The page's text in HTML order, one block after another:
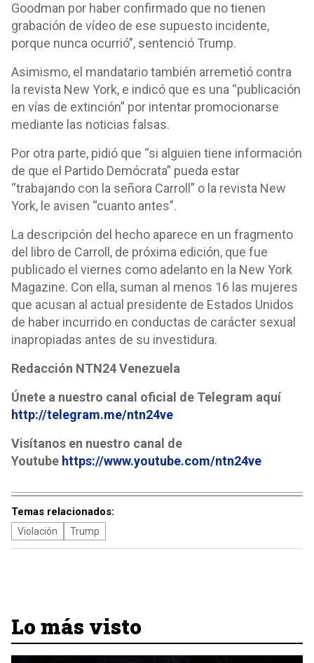
Goodman por haber confirmado que no tienen
grabación de vídeo de ese supuesto incidente,
porque nunca ocurrió”, sentenció Trump.
Asimismo, el mandatario también arremetió contra
la revista New York, e indicó que es una “publicación
en vías de extinción” por intentar promocionarse
mediante las noticias falsas.
Por otra parte, pidió que “si alguien tiene información
de que el Partido Demócrata” pueda estar
“trabajando con la señora Carroll” o la revista New
York, le avisen “cuanto antes”.
La descripción del hecho aparece en un fragmento
del libro de Carroll, de próxima edición, que fue
publicado el viernes como adelanto en la New York
Magazine. Con ella, suman al menos 16 las mujeres
que acusan al actual presidente de Estados Unidos
de haber incurrido en conductas de carácter sexual
inapropiadas antes de su investidura.
Redacción NTN24 Venezuela
Únete a nuestro canal oficial de Telegram aquí
http://telegram.me/ntn24ve
Visítanos en nuestro canal de
Youtube https://www.youtube.com/ntn24ve
Temas relacionados:
Violación Trump
Lo más visto